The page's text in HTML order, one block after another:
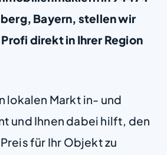
Bayern, stellen wir
direkt in Ihrer Region
lokalen Markt in- und
und Ihnen dabei hilft, den
für Ihr Objekt zu